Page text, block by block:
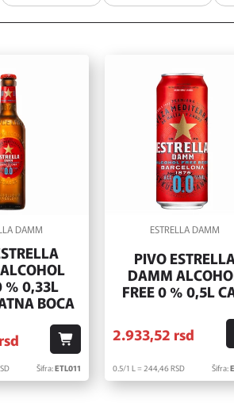
DAMM
% 0,33L
BOCA
rsd
Šifra:ETL011
ESTRELLA DAMM
PIVO
DAMM
FREE 0 % 0,5L
2.933,52 rsd
0.5/1 L = 244,46RSD Šifra: